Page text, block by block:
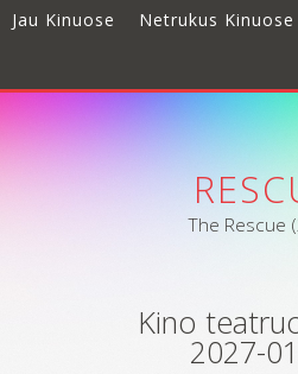
Jau Kinuose Netrukus Kinuose
The Rescue
Kino
2027-